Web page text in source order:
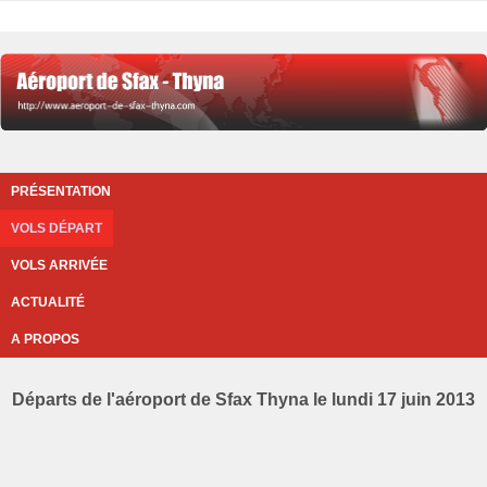
PRÉSENTATION
VOLS DÉPART
VOLS ARRIVÉE
ACTUALITÉ
A PROPOS
Départs de l'aéroport de Sfax Thyna le lundi 17 juin 2013